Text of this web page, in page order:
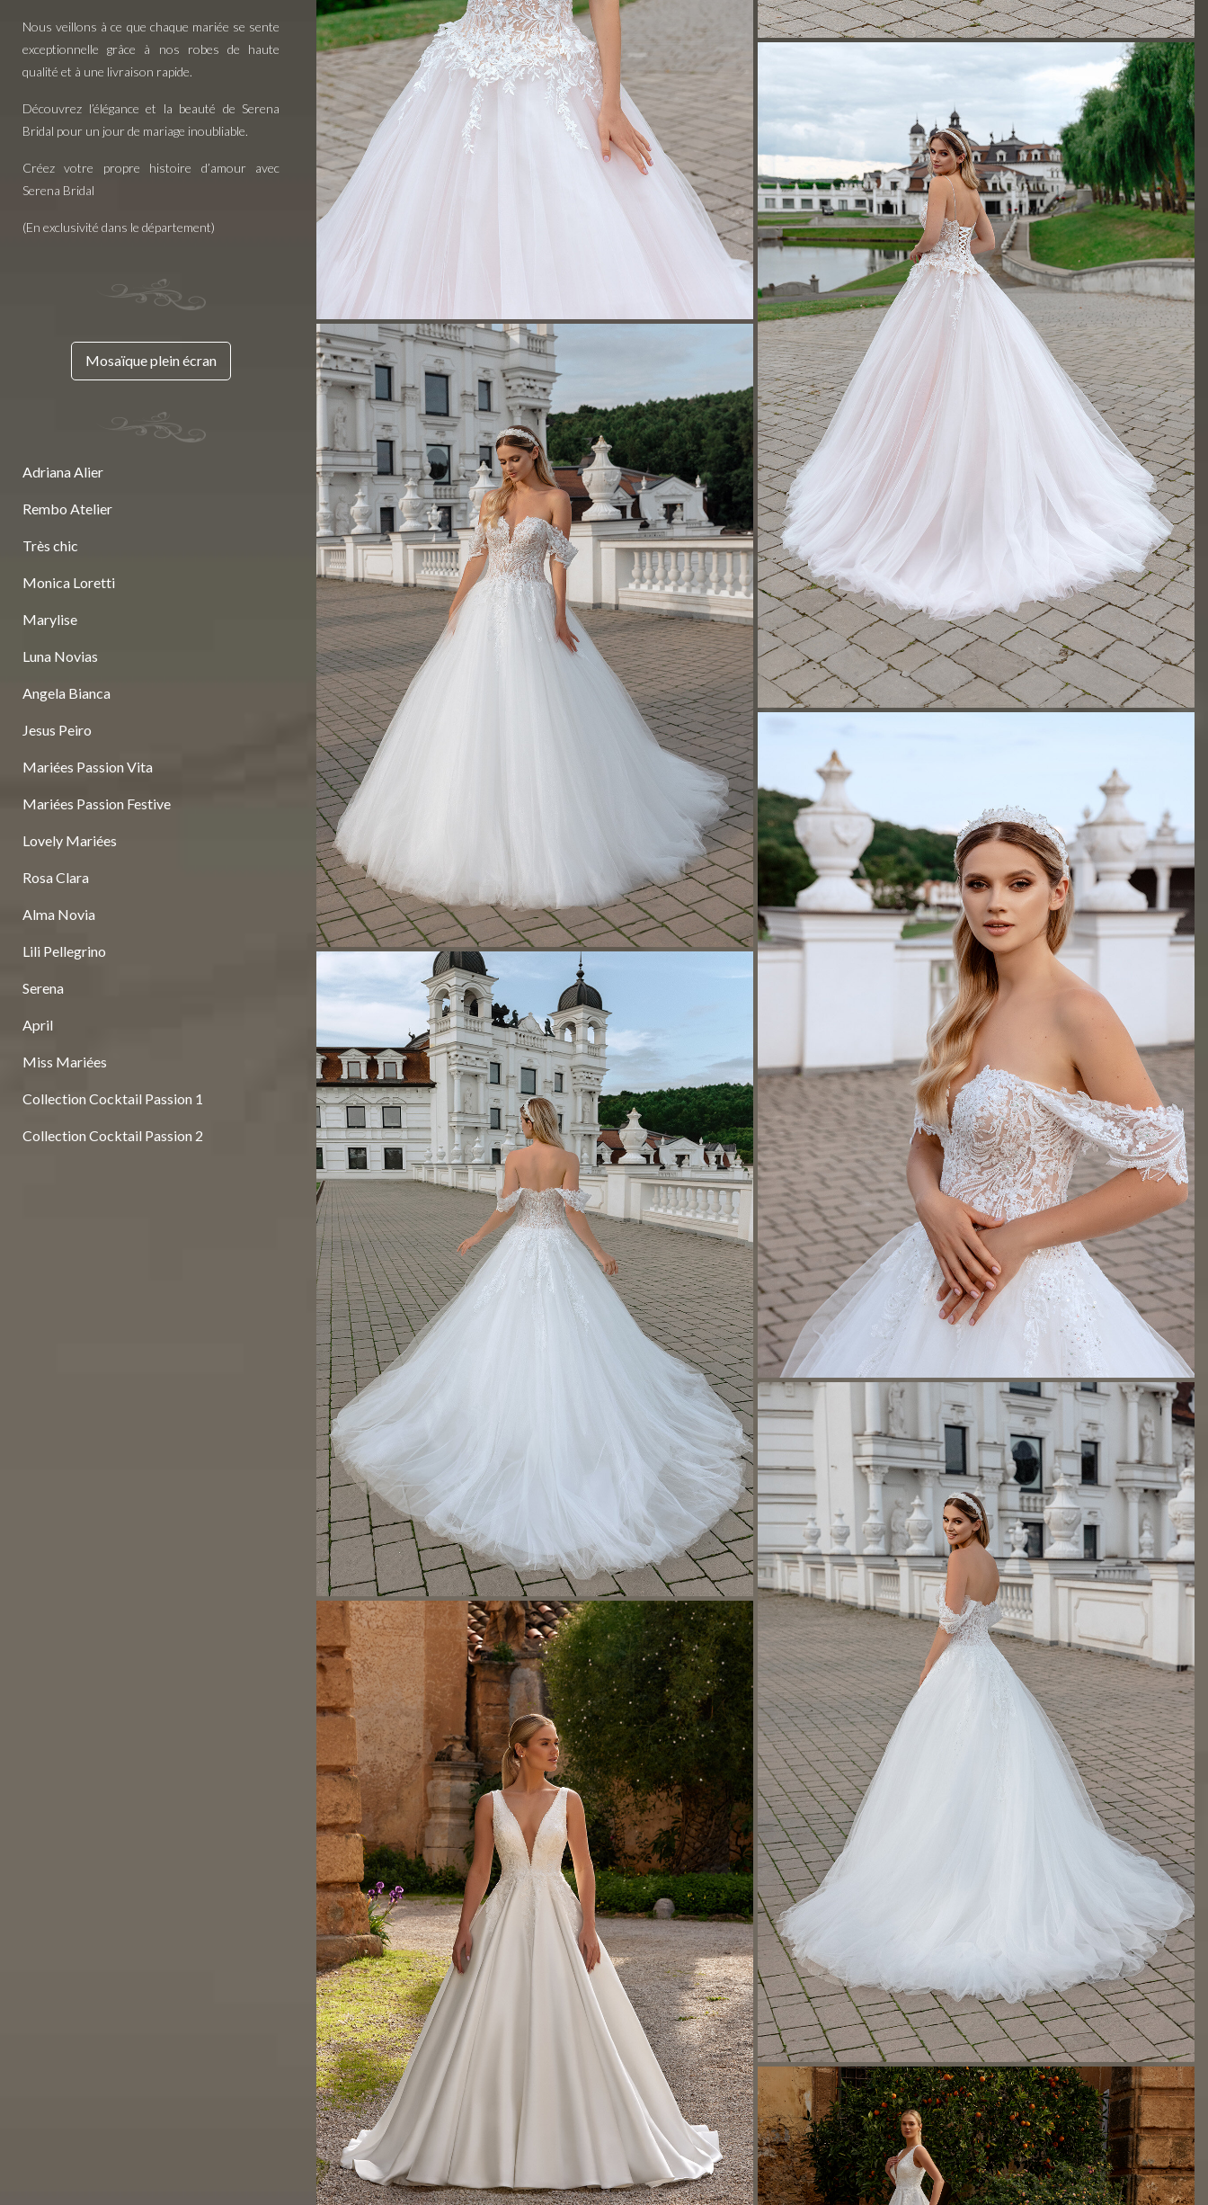
Nous veillons à ce que chaque mariée se sente
exceptionnelle grâce à nos robes de haute
qualité et à une livraison rapide.
Découvrez l’élégance et la beauté de Serena
Bridal pour un jour de mariage inoubliable.
Créez votre propre histoire d’amour avec
Serena Bridal
(En exclusivité dans le département)
Mosaïque plein écran
Adriana Alier
Rembo Atelier
Très chic
Monica Loretti
Marylise
Luna Novias
Angela Bianca
Jesus Peiro
Mariées Passion Vita
Mariées Passion Festive
Lovely Mariées
Rosa Clara
Alma Novia
Lili Pellegrino
Serena
April
Miss Mariées
Collection Cocktail Passion 1
Collection Cocktail Passion 2